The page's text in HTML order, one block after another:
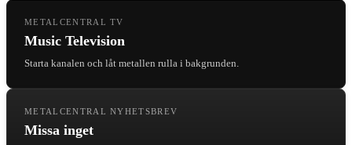
METALCENTRAL TV
Music Television
Starta kanalen och låt metallen rulla i bakgrunden.
METALCENTRAL NYHETSBREV
Missa inget